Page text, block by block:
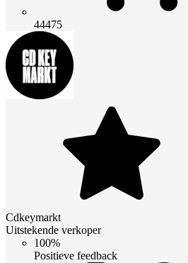
44475
Cdkeymarkt
Uitstekende verkoper
100%
Positieve feedback